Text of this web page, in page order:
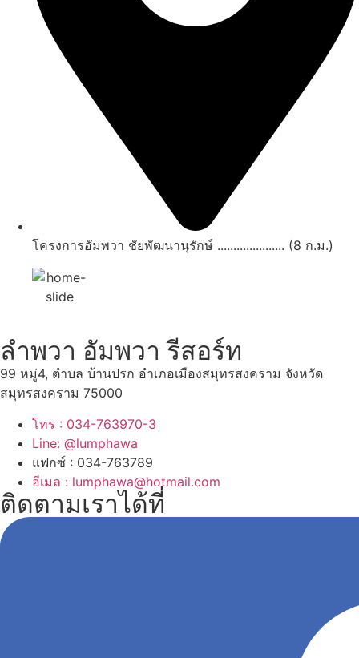
โครงการอัมพวา ชัยพัฒนานุรักษ์ ..................... (8 ก.ม.)
ลำพวา อัมพวา รีสอร์ท
99 หมู่4, ตำบล บ้านปรก อำเภอเมืองสมุทรสงคราม จังหวัด
สมุทรสงคราม 75000
โทร : 034-763970-3
Line: @lumphawa
แฟกซ์ : 034-763789
อีเมล : lumphawa@hotmail.com
ติดตามเราได้ที่